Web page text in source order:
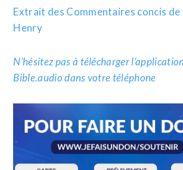
Extrait des Commentaires concis
Henry
N’hésitez pas à télécharger
Bible.audio dans votre téléphone